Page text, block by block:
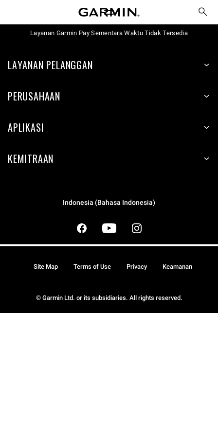
Layanan Garmin Pay Sementara Waktu Tidak Tersedia
LAYANAN PELANGGAN
PERUSAHAAN
APLIKASI
KEMITRAAN
Indonesia (Bahasa Indonesia)
© Garmin Ltd. or its subsidiaries. All rights reserved.
Site Map Terms of Use Privacy Keamanan